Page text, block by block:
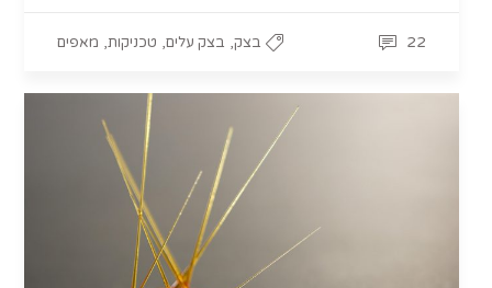
בצק, בצק עלים, טכניקות, מאפים 22